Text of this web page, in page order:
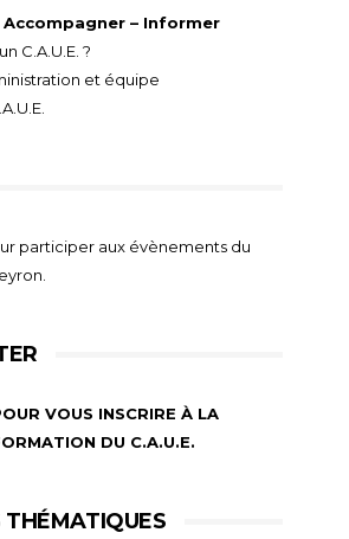
Accompagner – Informer
C.A.U.E. ?
et équipe
participer aux évènements du
VOUS INSCRIRE À LA
DU C.A.U.E.
THÉMATIQUES